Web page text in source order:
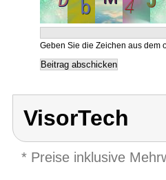
Geben Sie die Zeichen aus dem
VisorTech
* Preise inklusive